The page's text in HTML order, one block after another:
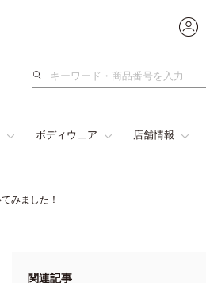
検
ボディウェア 店舗情報
みました！
関連記事